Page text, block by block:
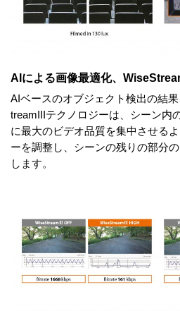
AIによる画像最適化、
AIベースのオブジェクト検出の結
treamIIIテクノロジーは、シーン内
に最大のビデオ品質を集中させる
ーを調整し、シーンの残りの部分
します。